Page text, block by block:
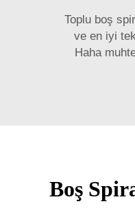
Toplu boş
ve en iyi
Haha
Boş